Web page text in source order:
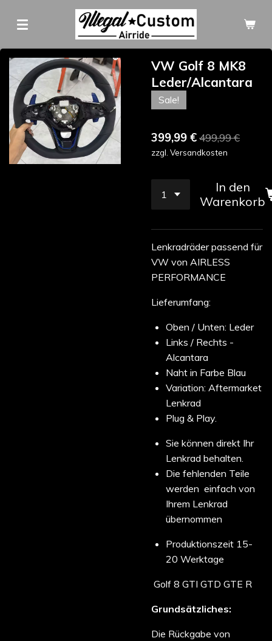
Hauptinhalt
VW Golf 8 MK8
Leder/Alcantara
Sale!
399,99 €499,99 €
zzgl. Versandkosten
In den
Warenkorb
Lenkradräder passend für
VW von AIRLESS
PERFORMANCE
Lieferumfang:
Oben / Unten: Leder
Links / Rechts -
Alcantara
Naht in Farbe Blau
Variation: Aftermarket
Lenkrad
Plug & Play.
Sie können direkt Ihr
Lenkrad behalten.
Die fehlenden Teile
werden einfach von
Ihrem Lenkrad
übernommen
Produktionszeit 15-
20 Werktage
Golf 8 GTI GTD GTE R
Grundsätzliches:
Die Rückgabe von